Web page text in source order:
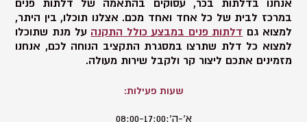
אנחנו בדלתות בכר, עסוקים בהתאמה של דלתות פנים
במרכז לבית של כל אחד ואחד מכם. אצלנו תוכלו, בין היתר,
למצוא גם דלתות פנים במבצע כולל התקנה על מנת שתוכלו
למצוא כל דלת שתרצו במסגרת התקציב הנוחה לכם, אנחנו
מזמינים אתכם ליצור קר ולקבל שירות מעולה.
שעות פעילות:
א’-ה’:08:00-17:00